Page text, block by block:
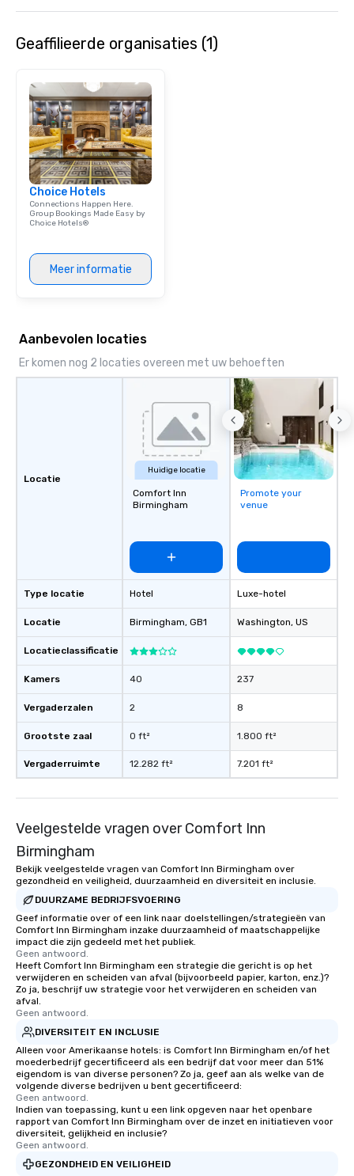
Geaffilieerde organisaties (1)
Choice Hotels
Connections Happen Here.
Group Bookings Made Easy by
Choice Hotels®
Meer informatie
Aanbevolen locaties
Er komen nog 2 locaties overeen met uw behoeften
Locatie
Type locatie
Locatie
Locatieclassificatie
Kamers
Vergaderzalen
Grootste zaal
Vergaderruimte
Huidige locatie
Comfort Inn
Birmingham
Hotel
Birmingham, GB1
40
2
0 ft²
12.282 ft²
Promote your
venue
Luxe-hotel
Washington, US
237
8
1.800 ft²
7.201 ft²
Veelgestelde vragen over Comfort Inn
Birmingham
Bekijk veelgestelde vragen van Comfort Inn Birmingham over
gezondheid en veiligheid, duurzaamheid en diversiteit en inclusie.
DUURZAME BEDRIJFSVOERING
Geef informatie over of een link naar doelstellingen/strategieën van
Comfort Inn Birmingham inzake duurzaamheid of maatschappelijke
impact die zijn gedeeld met het publiek.
Geen antwoord.
Heeft Comfort Inn Birmingham een strategie die gericht is op het
verwijderen en scheiden van afval (bijvoorbeeld papier, karton, enz.)?
Zo ja, beschrijf uw strategie voor het verwijderen en scheiden van
afval.
Geen antwoord.
DIVERSITEIT EN INCLUSIE
Alleen voor Amerikaanse hotels: is Comfort Inn Birmingham en/of het
moederbedrijf gecertificeerd als een bedrijf dat voor meer dan 51%
eigendom is van diverse personen? Zo ja, geef aan als welke van de
volgende diverse bedrijven u bent gecertificeerd:
Geen antwoord.
Indien van toepassing, kunt u een link opgeven naar het openbare
rapport van Comfort Inn Birmingham over de inzet en initiatieven voor
diversiteit, gelijkheid en inclusie?
Geen antwoord.
GEZONDHEID EN VEILIGHEID